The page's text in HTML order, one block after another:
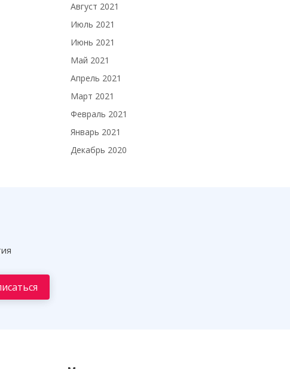
Август 2021
Июль 2021
Июнь 2021
Май 2021
Апрель 2021
Март 2021
Февраль 2021
Январь 2021
Декабрь 2020